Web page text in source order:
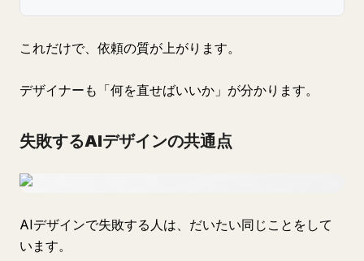
これだけで、依頼の質が上がります。
デザイナーも「何を直せばいいか」が分かります。
失敗するAIデザインの共通点
AIデザインで失敗する人は、だいたい同じことをして
います。